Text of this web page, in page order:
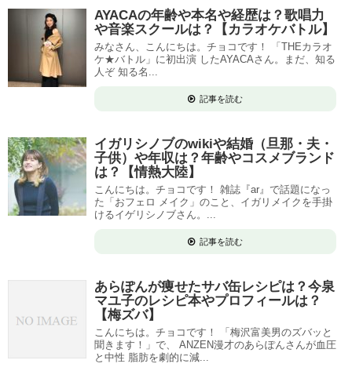
AYACAの年齢や本名や経歴は？歌唱力
や音楽スクールは？【カラオケバトル】
みなさん、こんにちは。チョコです！ 「THEカラオ
ケ★バトル」に初出演 したAYACAさん。まだ、知る
人ぞ 知る名...
記事を読む
イガリシノブのwikiや結婚（旦那・夫・
子供）や年収は？年齢やコスメブランド
は？【情熱大陸】
こんにちは。チョコです！ 雑誌『ar』で話題になっ
た「おフェロ メイク」のこと、イガリメイクを手掛
けるイゲリシノブさん。...
記事を読む
あらぽんが痩せたサバ缶レシピは？今泉
マユ子のレシピ本やプロフィールは？
【梅ズバ】
こんにちは。チョコです！ 「梅沢富美男のズバッと
聞きます！」で、 ANZEN漫才のあらぽんさんが血圧
と中性 脂肪を劇的に減...